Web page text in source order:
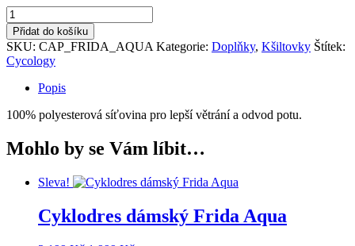
Kšiltovka
pod
přilbu
Frida
(Aqua)
množství
Přidat do košíku
SKU: CAP_FRIDA_AQUA Kategorie: Doplňky, Kšiltovky Štítek:
Cycology
Popis
100% polyesterová síťovina pro lepší větrání a odvod potu.
Mohlo by se Vám líbit…
Sleva!
Cyklodres dámský Frida Aqua